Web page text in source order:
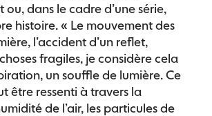
dans le cadre d’une série,
histoire. « Le mouvement des
l’accident d’un reflet,
fragiles, je considère cela
un souffle de lumière. Ce
être ressenti à travers la
de l’air, les particules de